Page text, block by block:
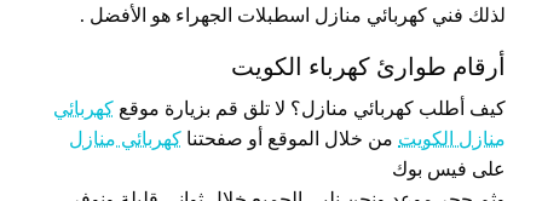
لذلك فني كهربائي منازل اسطبلات الجهراء هو الأفضل .
أرقام طوارئ كهرباء الكويت
كيف أطلب كهربائي منازل؟ لا تلق قم بزيارة موقع كهربائي
منازل الكويت من خلال الموقع أو صفحتنا كهربائي منازل
على فيس بوك